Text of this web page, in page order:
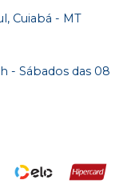
Cuiabá - MT
- Sábados das 08